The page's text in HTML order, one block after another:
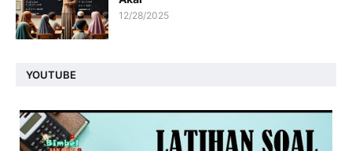
12/28/2025
YOUTUBE